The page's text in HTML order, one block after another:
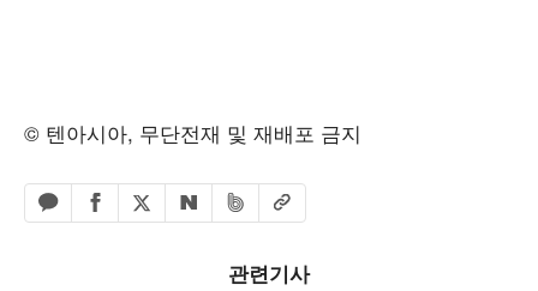
© 텐아시아, 무단전재 및 재배포 금지
카카오톡 공유하기
페이스북 공유하기
엑스 공유하기
네이버 공유하기
밴드 공유하기
URL복사
관련기사